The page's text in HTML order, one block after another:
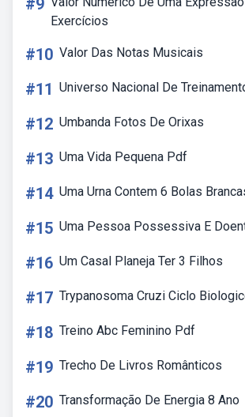
#9
Exercícios
#10 Valor Das Notas Musicais
#11 Universo Nacional De
#12 Umbanda Fotos De Orixas
#13 Uma Vida Pequena Pdf
#14 Uma Urna Contem 6 Bolas
#15 Uma Pessoa Possessiva E
#16 Um Casal Planeja Ter 3 Filhos
#17 Trypanosoma Cruzi Ciclo
#18 Treino Abc Feminino Pdf
#19 Trecho De Livros Românticos
#20 Transformação De Energia 8 Ano